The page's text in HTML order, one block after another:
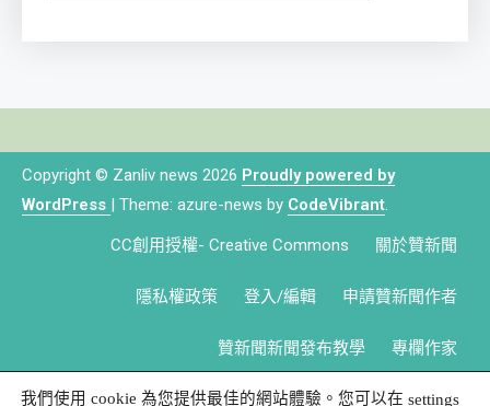
Copyright © Zanliv news 2026 Proudly powered by
WordPress | Theme: azure-news by CodeVibrant.
CC創用授權- Creative Commons 關於贊新聞
隱私權政策 登入/編輯 申請贊新聞作者
贊新聞新聞發布教學 專欄作家
我們使用 cookie 為您提供最佳的網站體驗。您可以在 settings